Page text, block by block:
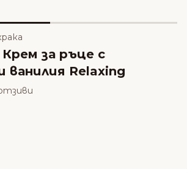
Крем за ръце с
ванилия Relaxing